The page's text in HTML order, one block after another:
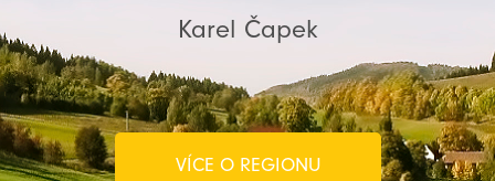
Karel Čapek
VÍCE O REGIONU